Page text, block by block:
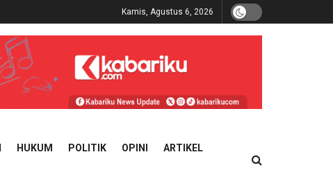
Kamis, Agustus 6, 2026
HUKUM POLITIK OPINI ARTIKEL